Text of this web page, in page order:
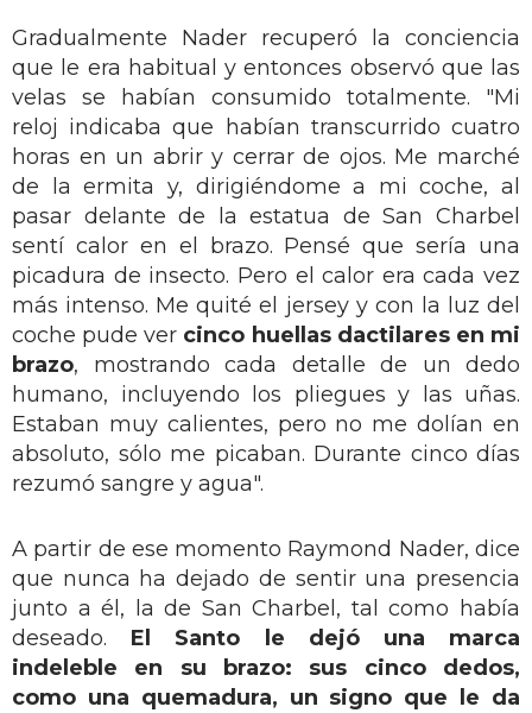
Gradualmente Nader recuperó la conciencia
que le era habitual y entonces observó que las
velas se habían consumido totalmente. "Mi
reloj indicaba que habían transcurrido cuatro
horas en un abrir y cerrar de ojos. Me marché
de la ermita y, dirigiéndome a mi coche, al
pasar delante de la estatua de San Charbel
sentí calor en el brazo. Pensé que sería una
picadura de insecto. Pero el calor era cada vez
más intenso. Me quité el jersey y con la luz del
coche pude ver cinco huellas dactilares en mi
brazo, mostrando cada detalle de un dedo
humano, incluyendo los pliegues y las uñas.
Estaban muy calientes, pero no me dolían en
absoluto, sólo me picaban. Durante cinco días
rezumó sangre y agua".
A partir de ese momento Raymond Nader, dice
que nunca ha dejado de sentir una presencia
junto a él, la de San Charbel, tal como había
deseado. El Santo le dejó una marca
indeleble en su brazo: sus cinco dedos,
como una quemadura, un signo que le da